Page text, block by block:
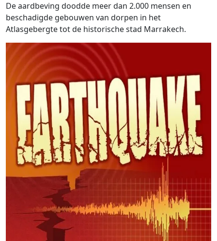
De aardbeving doodde meer dan 2.000 mensen en
beschadigde gebouwen van dorpen in het
Atlasgebergte tot de historische stad Marrakech.